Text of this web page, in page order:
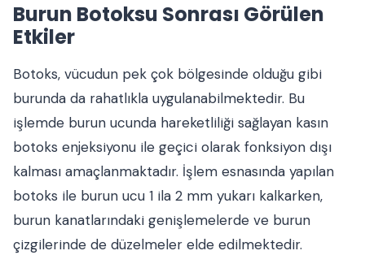
Burun Botoksu Sonrası Görülen
Etkiler
Botoks, vücudun pek çok bölgesinde olduğu gibi
burunda da rahatlıkla uygulanabilmektedir. Bu
işlemde burun ucunda hareketliliği sağlayan kasın
botoks enjeksiyonu ile geçici olarak fonksiyon dışı
kalması amaçlanmaktadır. İşlem esnasında yapılan
botoks ile burun ucu 1 ila 2 mm yukarı kalkarken,
burun kanatlarındaki genişlemelerde ve burun
çizgilerinde de düzelmeler elde edilmektedir.